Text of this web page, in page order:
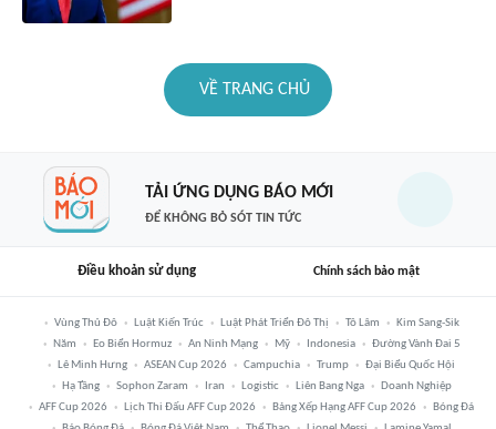
VỀ TRANG CHỦ
TẢI ỨNG DỤNG BÁO MỚI
ĐỂ KHÔNG BỎ SÓT TIN TỨC
Điều khoản sử dụng Chính sách bảo mật
Vùng Thủ Đô Luật Kiến Trúc Luật Phát Triển Đô Thị Tô Lâm
Kim Sang-Sik
Năm
Eo Biển Hormuz An Ninh Mạng Mỹ Indonesia
Đường Vành Đai 5
Lê Minh Hưng
ASEAN Cup 2026 Campuchia Trump
Đại Biểu Quốc Hội
Hạ Tầng
Sophon Zaram Iran Logistic Liên Bang Nga
Doanh Nghiệp
AFF Cup 2026
Lịch Thi Đấu AFF Cup 2026 Bảng Xếp Hạng AFF Cup 2026
Bóng Đá